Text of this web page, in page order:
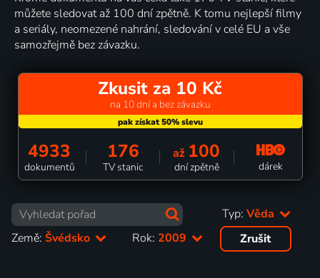
můžete sledovat až 100 dní zpětně. K tomu nejlepší filmy
a seriály, neomezené nahrání, sledování v celé EU a vše
samozřejmě bez závazku.
Zkusit za 10 Kč
na 10 dní a bez závazku
4933
dokumentů
176
TV stanic
až 100
dní zpětně dárek
Typ: Věda
Země: Švédsko Rok: 2009 Zrušit